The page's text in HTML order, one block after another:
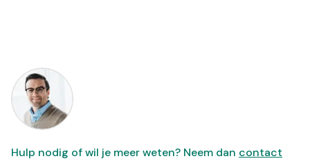
Hulp nodig of wil je meer weten? Neem dan contact